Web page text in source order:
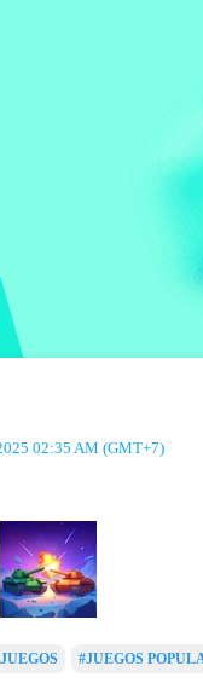
02:35 AM (GMT+7)
#JUEGOS